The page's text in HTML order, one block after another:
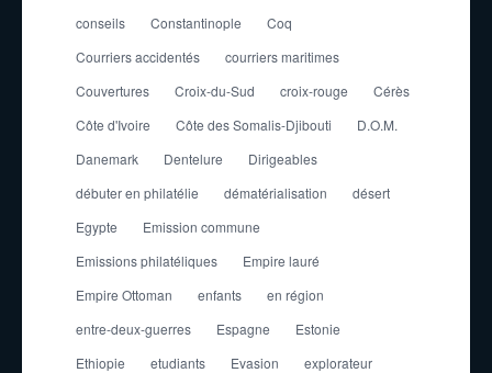
conseils
Constantinople
Coq
Courriers accidentés
courriers maritimes
Couvertures
Croix-du-Sud croix-rouge
Cérès
Côte d'Ivoire
Côte des Somalis-Djibouti
D.O.M.
Danemark
Dentelure
Dirigeables
débuter en philatélie
dématérialisation
désert
Egypte
Emission commune
Emissions philatéliques
Empire lauré
Empire Ottoman
enfants
en région
entre-deux-guerres
Espagne
Estonie
Ethiopie
etudiants Evasion
explorateur